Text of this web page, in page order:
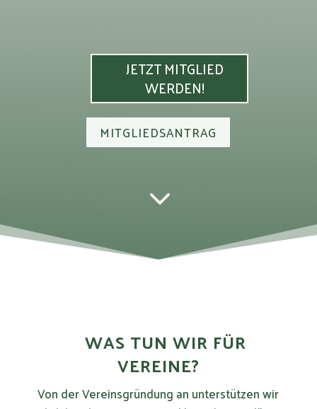
JETZT MITGLIED
WERDEN!
MITGLIEDSANTRAG
3
WAS TUN WIR FÜR
VEREINE?
Von der Vereinsgründung an unterstützen wir